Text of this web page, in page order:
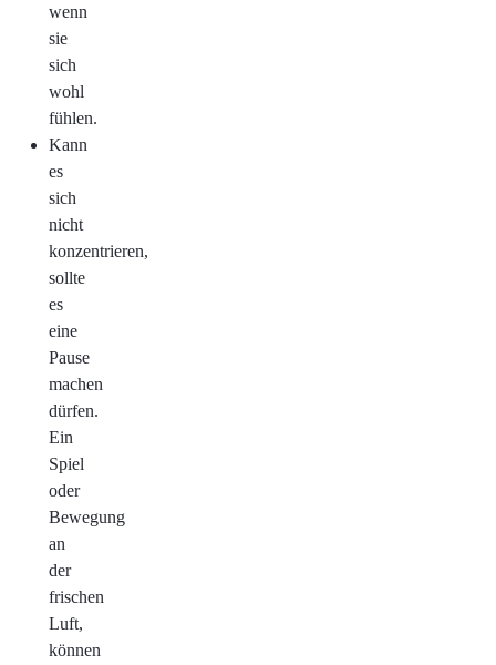
wenn
sie
sich
wohl
fühlen.
Kann
es
sich
nicht
konzentrieren,
sollte
es
eine
Pause
machen
dürfen.
Ein
Spiel
oder
Bewegung
an
der
frischen
Luft,
können